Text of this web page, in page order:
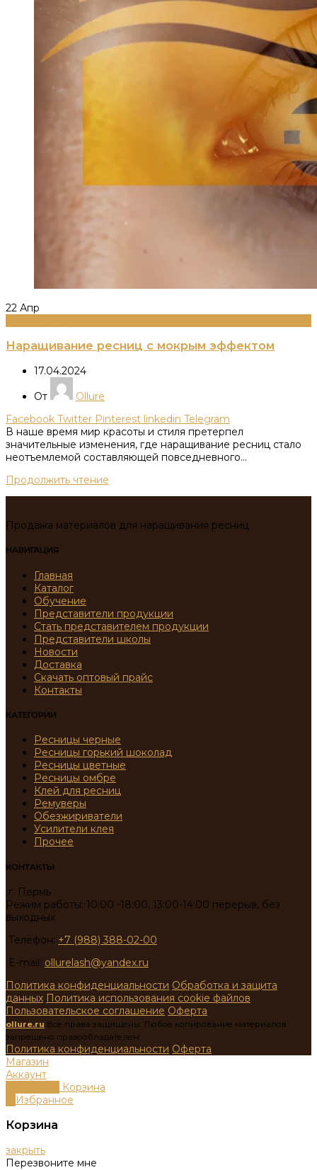
22 Апр
Наращивание ресниц с мокрым эффектом
17.04.2024
От
Ollure
Facebook Twitter Pinterest linkedin Telegram
В наше время мир красоты и стиля претерпел
значительные изменения, где наращивание ресниц стало
неотъемлемой составляющей повседневного...
Продолжить чтение
Продажа материалов для наращивания ресниц
НАВИГАЦИЯ
Главная
Каталог
Обучение
Представители продукции
Стать представителем продукции
Представители школы
Новости
Доставка
Скачать оптовый прайс
Контакты
КАТЕГОРИИ
Ресницы черные
Ресницы горький шоколад
Ресницы цветные
Ресницы омбре
Клей для ресниц
Ремуверы
Обезжириватели
Усилители клея
Прочее
КОНТАКТЫ
г. Пермь
Режим работы: 10:00 -18:00, 13:00-14:00 перерыв, без
выходных
Телефон: +7 (988) 388-02-00
E-mail: ollurelash@yandex.ru
Политика конфиденциальности Обработка и защита
данных Политика использования cookie файлов
Пользовательское соглашение Оферта
ollure.ru Все права защищены. Любое копирование материалов
запрещено правообладателем.
Политика конфиденциальности Оферта
Магазин
Аккаунт
Корзина
Избранное
Корзина
закрыть
Перезвоните мне